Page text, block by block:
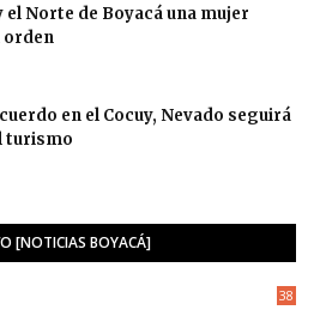
el Norte de Boyacá una mujer
orden
en el Cocuy, Nevado seguirá
turismo
[NOTICIAS BOYACÁ]
38